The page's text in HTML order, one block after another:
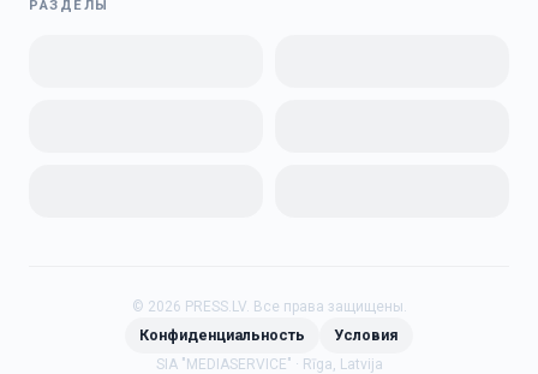
РАЗДЕЛЫ
© 2026 PRESS.LV. Все права защищены.
Конфиденциальность Условия
SIA "MEDIASERVICE" · Rīga, Latvija